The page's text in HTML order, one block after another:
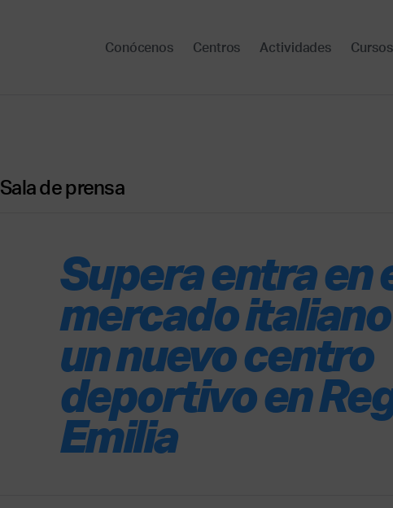
Conócenos Centros Actividades Cursos
Sala de prensa
Supera entra en
mercado
un nuevo centro
deportivo en
Emilia